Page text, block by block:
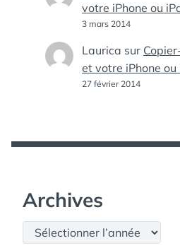
votre iPhone ou
3 mars 2014
Laurica sur
et votre iPhone ou
27 février 2014
Archives
Archives